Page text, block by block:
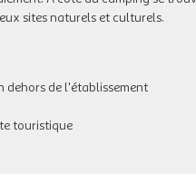
sites naturels et culturels.
dehors de l'établissement
touristique